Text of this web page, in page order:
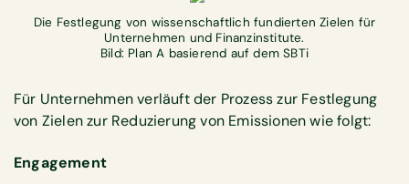
Die Festlegung von wissenschaftlich fundierten Zielen für
Unternehmen und Finanzinstitute.
Bild: Plan A basierend auf dem SBTi
Für Unternehmen verläuft der Prozess zur Festlegung
von Zielen zur Reduzierung von Emissionen wie folgt:
Engagement